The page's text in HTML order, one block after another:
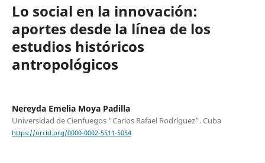
Lo social en la innovación:
aportes desde la línea de los
estudios históricos
antropológicos
Nereyda Emelia Moya Padilla
Universidad de Cienfuegos “Carlos Rafael Rodríguez”. Cuba
https://orcid.org/0000-0002-5511-5054